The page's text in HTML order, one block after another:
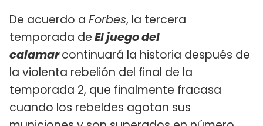
De acuerdo a Forbes, la tercera
temporada deEl juego del
calamarcontinuará la historia después de
la violenta rebelión del final de la
temporada 2, que finalmente fracasa
cuando los rebeldes agotan sus